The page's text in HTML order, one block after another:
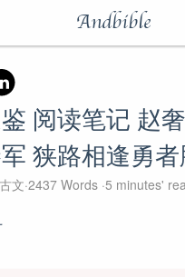
Andbible
阅读笔记 赵
狭路相逢勇者
古文 2437 Words 5 minutes'